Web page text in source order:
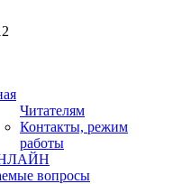
Читателям
Контакты, режим
работы
вопросы